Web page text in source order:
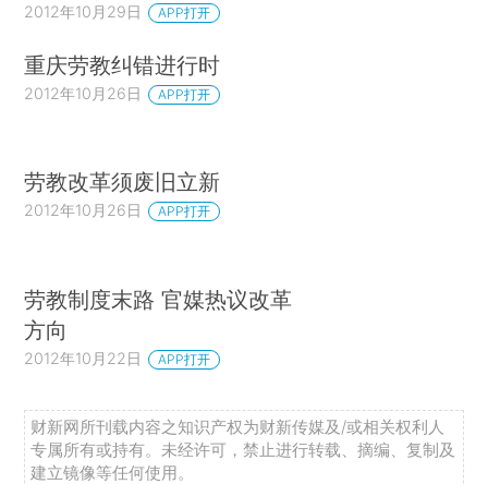
2012年10月29日 APP打开
重庆劳教纠错进行时
2012年10月26日 APP打开
劳教改革须废旧立新
2012年10月26日 APP打开
劳教制度末路 官媒热议改革
方向
2012年10月22日 APP打开
财新网所刊载内容之知识产权为财新传媒及/或相关权利人
专属所有或持有。未经许可，禁止进行转载、摘编、复制及
建立镜像等任何使用。